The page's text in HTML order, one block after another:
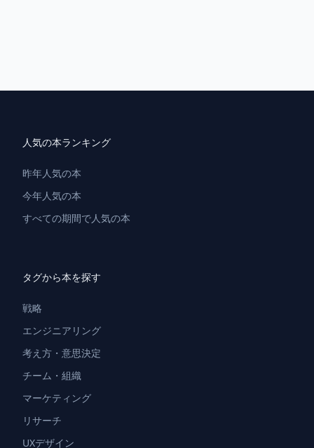
人気の本ランキング
昨年人気の本
今年人気の本
すべての期間で人気の本
タグから本を探す
戦略
エンジニアリング
考え方・意思決定
チーム・組織
マーケティング
リサーチ
UXデザイン